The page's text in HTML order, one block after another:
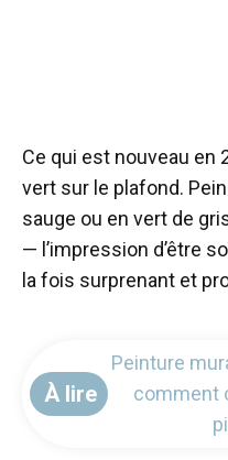
Ce qui est nouveau en
vert sur le plafond.
sauge ou en vert de
— l’impression d’être
la fois surprenant et
À lire
Peinture
comment